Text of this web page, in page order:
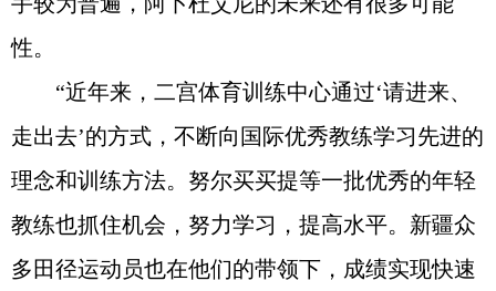
性。
“近年来，二宫体育训练中心通过‘请进来、
走出去’的方式，不断向国际优秀教练学习先进的
理念和训练方法。努尔买买提等一批优秀的年轻
教练也抓住机会，努力学习，提高水平。新疆众
多田径运动员也在他们的带领下，成绩实现快速